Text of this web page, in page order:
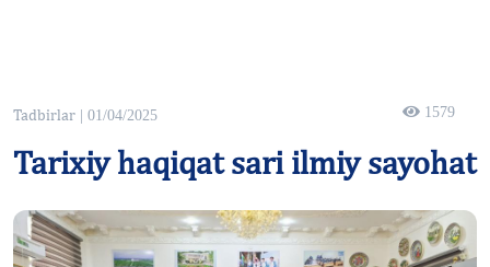
Tadbirlar | 01/04/2025 1579
Tarixiy haqiqat sari ilmiy sayohat